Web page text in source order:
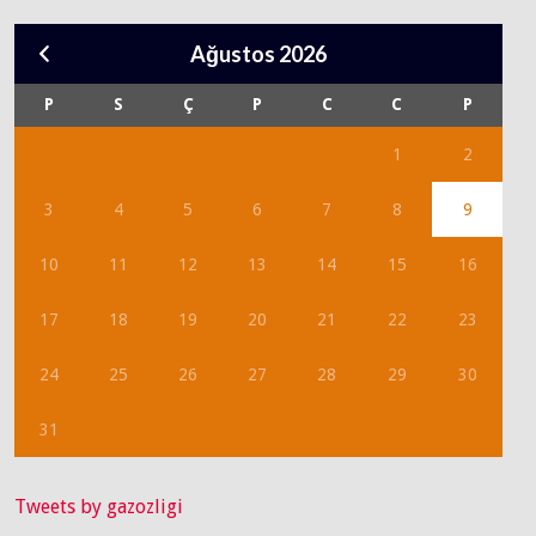
Ağustos 2026
P S Ç P C C P
1 2
3 4 5 6 7 8 9
10 11 12 13 14 15 16
17 18 19 20 21 22 23
24 25 26 27 28 29 30
31
Tweets by gazozligi